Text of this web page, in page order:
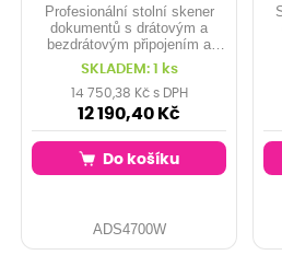
Profesionální stolní skener
dokumentů s drátovým a
bezdrátovým připojením a
barevným uživatelským
dotykovým displejem.
SKLADEM: 1 ks
14 750,38 Kč s DPH
12 190,40 Kč
Do košíku
ADS4700W